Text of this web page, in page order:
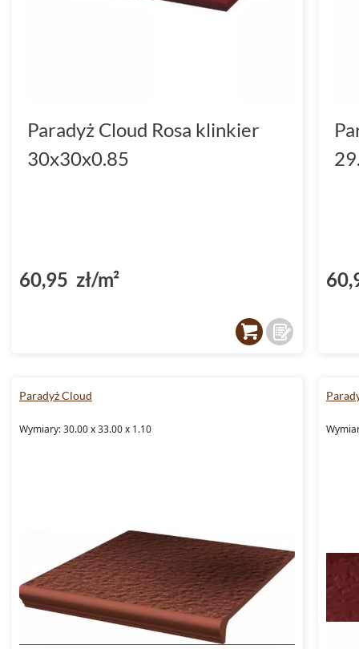
Paradyż Cloud Rosa klinkier
30x30x0.85
60,95 zł/m²
Paradyż Cloud
Wymiary: 30.00 x 33.00 x 1.10